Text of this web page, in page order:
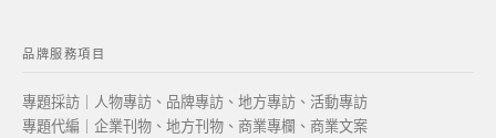
品牌服務項目
專題採訪｜人物專訪、品牌專訪、地方專訪、活動專訪
專題代編｜企業刊物、地方刊物、商業專欄、商業文案